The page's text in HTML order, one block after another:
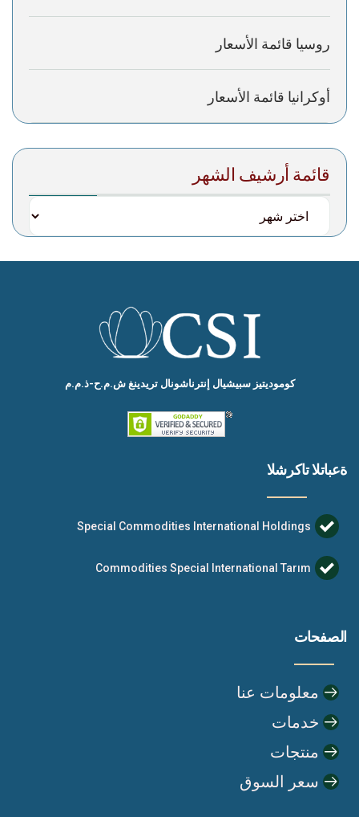
روسيا قائمة الأسعار
أوكرانيا قائمة الأسعار
قائمة أرشيف الشهر
کومودیتیز سبیشیال إنترناشونال تریدینغ ش.م.ح-ذ.م.م
ةعباتلا تاكرشلا
Special Commodities International Holdings
Commodities Special International Tarım
الصفحات
معلومات عنا
خدمات
منتجات
سعر السوق